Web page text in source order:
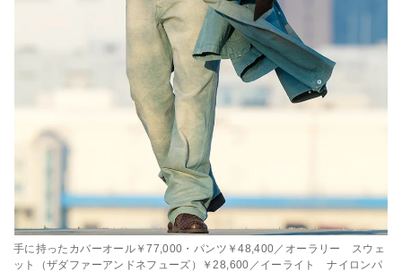
手に持ったカバーオール￥77,000・パンツ￥48,400／オーラリー スウェ
ット（ザダファーアンドネフューズ）￥28,600／イーライト ナイロンパ